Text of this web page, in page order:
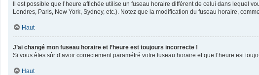
Il est possible que l’heure affichée utilise un fuseau horaire différent de celui dans lequel
Londres, Paris, New York, Sydney, etc.). Notez que la modification du fuseau horaire,
Haut
J’ai changé mon fuseau horaire et l’heure est toujours incorrecte !
Si vous êtes sûr d’avoir correctement paramétré votre fuseau horaire et que l’heure est
Haut